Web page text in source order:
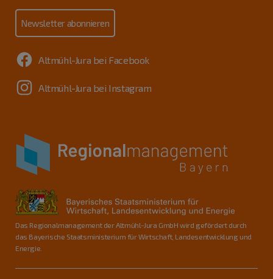
Newsletter abonnieren
Altmühl-Jura bei Facebook
Altmühl-Jura bei Instagram
Das Regionalmanagement der Altmühl-Jura GmbH wird gefördert durch
das Bayerische Staatsministerium für Wirtschaft, Landesentwicklung und
Energie.